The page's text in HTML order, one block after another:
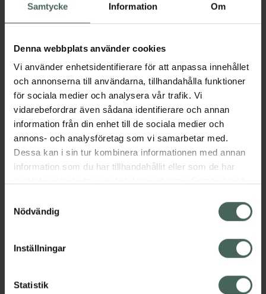
Samtycke Information Om
Denna webbplats använder cookies
Vi använder enhetsidentifierare för att anpassa innehållet
och annonserna till användarna, tillhandahålla funktioner
för sociala medier och analysera vår trafik. Vi
vidarebefordrar även sådana identifierare och annan
information från din enhet till de sociala medier och
annons- och analysföretag som vi samarbetar med.
Dessa kan i sin tur kombinera informationen med annan
information som du har tillhandahållit eller som de har
återkalla ditt samtycke via webbplatsens
cookieinställningar. Ett återkallat samtycke påverkar inte
lagligheten av behandling som skett innan återkallelsen.
Nödvändig
Inställningar
Statistik
Express är en engångsdos av aktivt
koncentrat - mer aktivt än ett serum. Quick-
och fyller ut huden med sin omedelbara
uppstramande och utjämnande effekt.
Skapar som ett mini-lyft och trollar bort linjer,
direkt effekt som varar upp till 6 timmar.-
Askungenampullen-Uppstramande-
Utjämnande
41,36 kr
ml
EAN:04015165358671
Kategorier:
Ansiktsserum
Premium hudvård
Visa